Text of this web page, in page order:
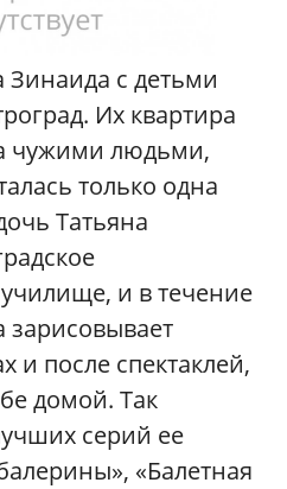
с детьми
Их квартира
чужими людьми,
только одна
Татьяна
и в течение
зарисовывает
и после спектаклей,
домой. Так
серий ее
«Балетная